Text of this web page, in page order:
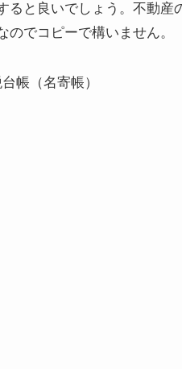
ると良いでしょう。不動産
でコピーで構いません。
帳（名寄帳）